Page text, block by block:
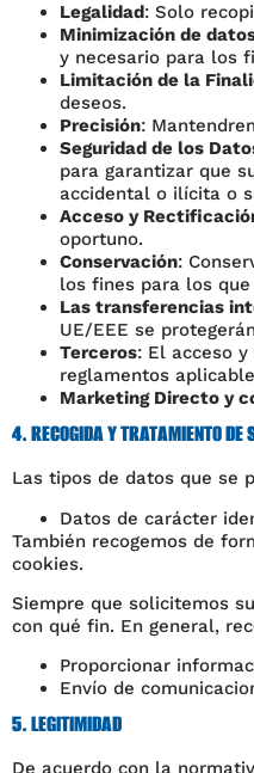
Legalidad: Solo
Minimización de
y necesario para los
Limitación de la
deseos.
Precisión:
Seguridad de los
para garantizar que
accidental o ilícita o
Acceso y
oportuno.
Conservación:
los fines para los
Las transferencias
UE/EEE se
Terceros: El acceso
reglamentos
Marketing Directo y
4. RECOGIDA Y TRATAMIENTO DE
Las tipos de datos que se
Datos de carácter
También recogemos de
cookies.
Siempre que solicitemos
con qué fin. En general,
Proporcionar
Envío de
5. LEGITIMIDAD